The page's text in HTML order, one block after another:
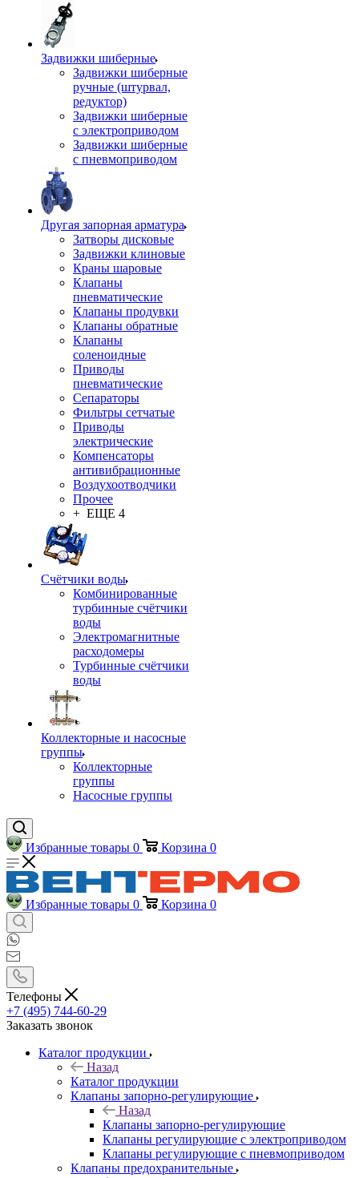
Задвижки шиберные
Задвижки шиберные
ручные (штурвал,
редуктор)
Задвижки шиберные
с электроприводом
Задвижки шиберные
с пневмоприводом
Другая запорная арматура
Затворы дисковые
Задвижки клиновые
Краны шаровые
Клапаны
пневматические
Клапаны продувки
Клапаны обратные
Клапаны
соленоидные
Приводы
пневматические
Сепараторы
Фильтры сетчатые
Приводы
электрические
Компенсаторы
антивибрационные
Воздухоотводчики
Прочее
+ ЕЩЕ 4
Счётчики воды
Комбинированные
турбинные счётчики
воды
Электромагнитные
расходомеры
Турбинные счётчики
воды
Коллекторные и насосные
группы
Коллекторные
группы
Насосные группы
Избранные товары 0 Корзина 0
Избранные товары 0 Корзина 0
Телефоны
+7 (495) 744-60-29
Заказать звонок
Каталог продукции
Назад
Каталог продукции
Клапаны запорно-регулирующие
Назад
Клапаны запорно-регулирующие
Клапаны регулирующие с электроприводом
Клапаны регулирующие с пневмоприводом
Клапаны предохранительные